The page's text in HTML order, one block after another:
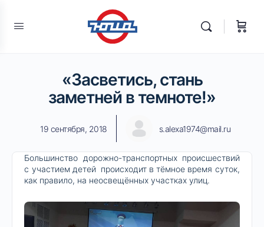
«Засветись, стань
заметней в темноте!»
19 сентября, 2018 s.alexa1974@mail.ru
Большинство дорожно-транспортных происшествий
с участием детей происходит в тёмное время суток,
как правило, на неосвещённых участках улиц.